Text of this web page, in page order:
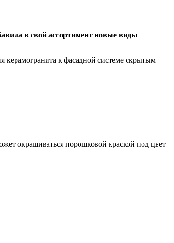
в свой ассортимент новые виды
к фасадной системе скрытым
окрашиваться порошковой краской под цвет